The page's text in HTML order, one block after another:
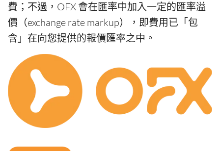
費；不過，OFX 會在匯率中加入一定的匯率溢
價（exchange rate markup），即費用已「包
含」在向您提供的報價匯率之中。